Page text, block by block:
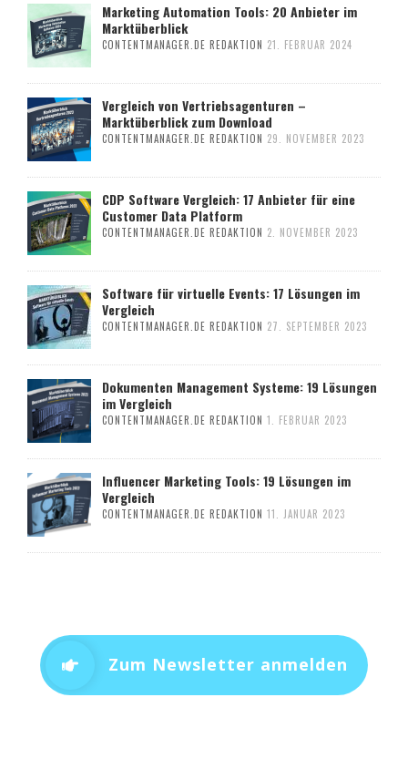
Marketing Automation Tools: 20 Anbieter im
Marktüberblick
CONTENTMANAGER.DE REDAKTION 21. FEBRUAR 2024
Vergleich von Vertriebsagenturen –
Marktüberblick zum Download
CONTENTMANAGER.DE REDAKTION 29. NOVEMBER 2023
CDP Software Vergleich: 17 Anbieter für eine
Customer Data Platform
CONTENTMANAGER.DE REDAKTION 2. NOVEMBER 2023
Software für virtuelle Events: 17 Lösungen im
Vergleich
CONTENTMANAGER.DE REDAKTION 27. SEPTEMBER 2023
Dokumenten Management Systeme: 19 Lösungen
im Vergleich
CONTENTMANAGER.DE REDAKTION 1. FEBRUAR 2023
Influencer Marketing Tools: 19 Lösungen im
Vergleich
CONTENTMANAGER.DE REDAKTION 11. JANUAR 2023
Zum Newsletter anmelden